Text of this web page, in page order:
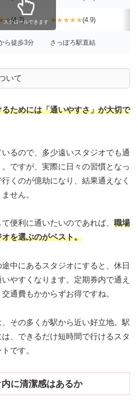
(4.7) ★★★★★(4.9)
ら徒歩3分 さっぽろ駅直結
スクロールできます
いて
ためには「通いやすさ」が大切で
るので、多少遠いスタジオでも通
ですが、実際に日々の習慣となっ
くのが億劫になり、結果通えなく
せん。
便利に通いたいのであれば、 職場
を選ぶのがベスト。
中にあるスタジオにすると、休日
やすくなります。定期券内で通え
通費もかからずお得ですね。
その多くが駅から近い好立地。駅
、できるだけ短時間で行けるスタ
です。
に清潔感はあるか